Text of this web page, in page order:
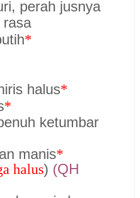
perah jusnya
rasa
*
halus*
*
ketumbar
manis*
halus) (QH